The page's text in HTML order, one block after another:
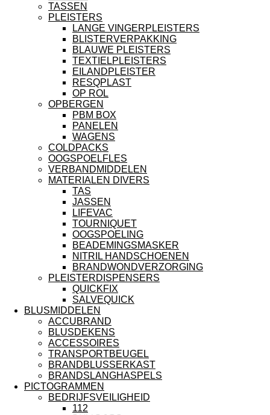
TASSEN
PLEISTERS
LANGE VINGERPLEISTERS
BLISTERVERPAKKING
BLAUWE PLEISTERS
TEXTIELPLEISTERS
EILANDPLEISTER
RESQPLAST
OP ROL
OPBERGEN
PBM BOX
PANELEN
WAGENS
COLDPACKS
OOGSPOELFLES
VERBANDMIDDELEN
MATERIALEN DIVERS
TAS
JASSEN
LIFEVAC
TOURNIQUET
OOGSPOELING
BEADEMINGSMASKER
NITRIL HANDSCHOENEN
BRANDWONDVERZORGING
PLEISTERDISPENSERS
QUICKFIX
SALVEQUICK
BLUSMIDDELEN
ACCUBRAND
BLUSDEKENS
ACCESSOIRES
TRANSPORTBEUGEL
BRANDBLUSSERKAST
BRANDSLANGHASPELS
PICTOGRAMMEN
BEDRIJFSVEILIGHEID
112